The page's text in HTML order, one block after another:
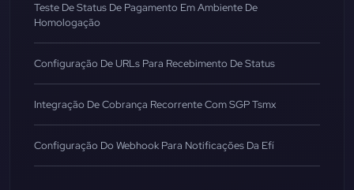
Teste De Status De Pagamento Em Ambiente De
Homologação
Configuração De URLs Para Recebimento De Status
Integração De Cobrança Recorrente Com SGP Tsmx
Configuração Do Webhook Para Notificações Da Efí